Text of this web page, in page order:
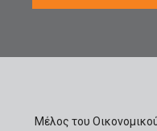
Μέλος του